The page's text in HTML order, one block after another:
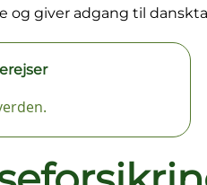
og giver adgang til